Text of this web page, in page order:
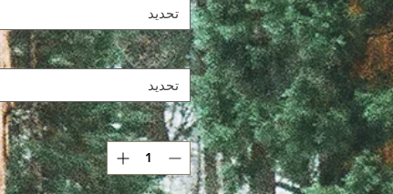
تحديد
تحديد